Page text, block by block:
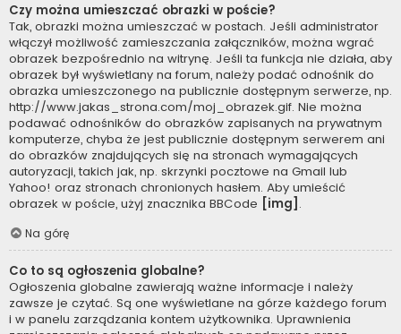
Czy można umieszczać obrazki w poście?
Tak, obrazki można umieszczać w postach. Jeśli administrator
włączył możliwość zamieszczania załączników, można wgrać
obrazek bezpośrednio na witrynę. Jeśli ta funkcja nie działa, aby
obrazek był wyświetlany na forum, należy podać odnośnik do
obrazka umieszczonego na publicznie dostępnym serwerze, np.
http://www.jakas_strona.com/moj_obrazek.gif. Nie można
podawać odnośników do obrazków zapisanych na prywatnym
komputerze, chyba że jest publicznie dostępnym serwerem ani
do obrazków znajdujących się na stronach wymagających
autoryzacji, takich jak, np. skrzynki pocztowe na Gmail lub
Yahoo! oraz stronach chronionych hasłem. Aby umieścić
obrazek w poście, użyj znacznika BBCode [img] .
Na górę
Co to są ogłoszenia globalne?
Ogłoszenia globalne zawierają ważne informacje i należy
zawsze je czytać. Są one wyświetlane na górze każdego forum
i w panelu zarządzania kontem użytkownika. Uprawnienia